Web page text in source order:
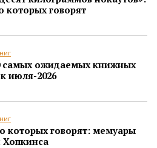
которых говорят
ожидаемых книжных
июля-2026
которых говорят: мемуары